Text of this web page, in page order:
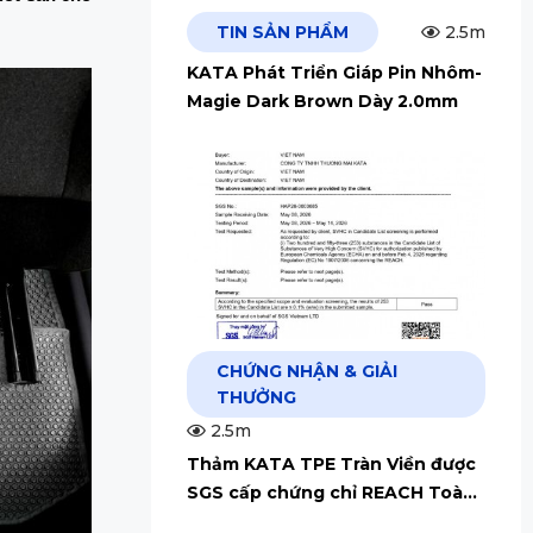
TIN SẢN PHẨM
2.5m
KATA Phát Triển Giáp Pin Nhôm-
Magie Dark Brown Dày 2.0mm
CHỨNG NHẬN & GIẢI
THƯỞNG
2.5m
Thảm KATA TPE Tràn Viền được
SGS cấp chứng chỉ REACH Toàn